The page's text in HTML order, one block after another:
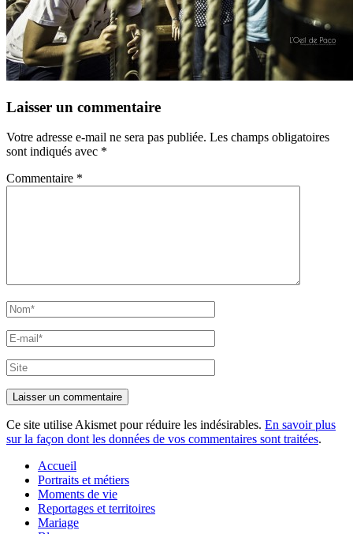
Laisser un commentaire
Votre adresse e-mail ne sera pas publiée. Les champs obligatoires
sont indiqués avec *
Commentaire *
Nom*
E-
mail*
Site
Ce site utilise Akismet pour réduire les indésirables. En savoir plus
sur la façon dont les données de vos commentaires sont traitées.
Accueil
Portraits et métiers
Moments de vie
Reportages et territoires
Mariage